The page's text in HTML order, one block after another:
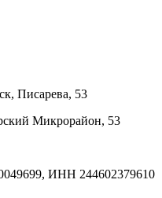
, Писарева, 53
Микрорайон, 53
ИНН 244602379610